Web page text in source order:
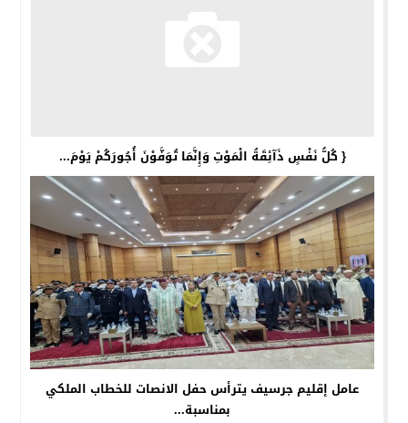
{ كُلُّ نَفْسٍ ذَآئِقَةُ الْمَوْتِ وَإِنَّمَا تُوَفَّوْنَ أُجُورَكُمْ يَوْمَ...
عامل إقليم جرسيف يترأس حفل الانصات للخطاب الملكي
بمناسبة...